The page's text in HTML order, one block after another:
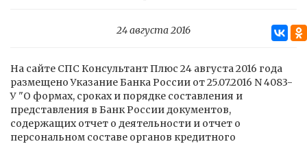
24 августа 2016
На сайте СПС Консультант Плюс 24 августа 2016 года
размещено Указание Банка России от 25.07.2016 N 4083-
У "О формах, сроках и порядке составления и
представления в Банк России документов,
содержащих отчет о деятельности и отчет о
персональном составе органов кредитного